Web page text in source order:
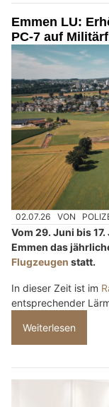
Emmen LU:
PC-7 auf
02.07.26 VON
Vom 29. Juni bis
Emmen das
Flugzeugen statt.
In dieser Zeit ist im
entsprechender
Weiterlesen